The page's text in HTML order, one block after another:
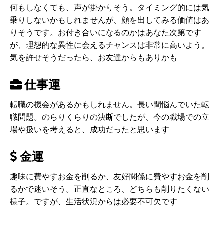
何もしなくても、声が掛かりそう。タイミング的には気
乗りしないかもしれませんが、顔を出してみる価値はあ
りそうです。お付き合いになるのかはあなた次第です
が、理想的な異性に会えるチャンスは非常に高いよう。
気を許せそうだったら、お友達からもありかも
仕事運
転職の機会があるかもしれません。長い間悩んでいた転
職問題。のらりくらりの決断でしたが、今の職場での立
場や扱いを考えると、成功だったと思います
金運
趣味に費やすお金を削るか、友好関係に費やすお金を削
るかで迷いそう。正直なところ、どちらも削りたくない
様子。ですが、生活状況からは必要不可欠です